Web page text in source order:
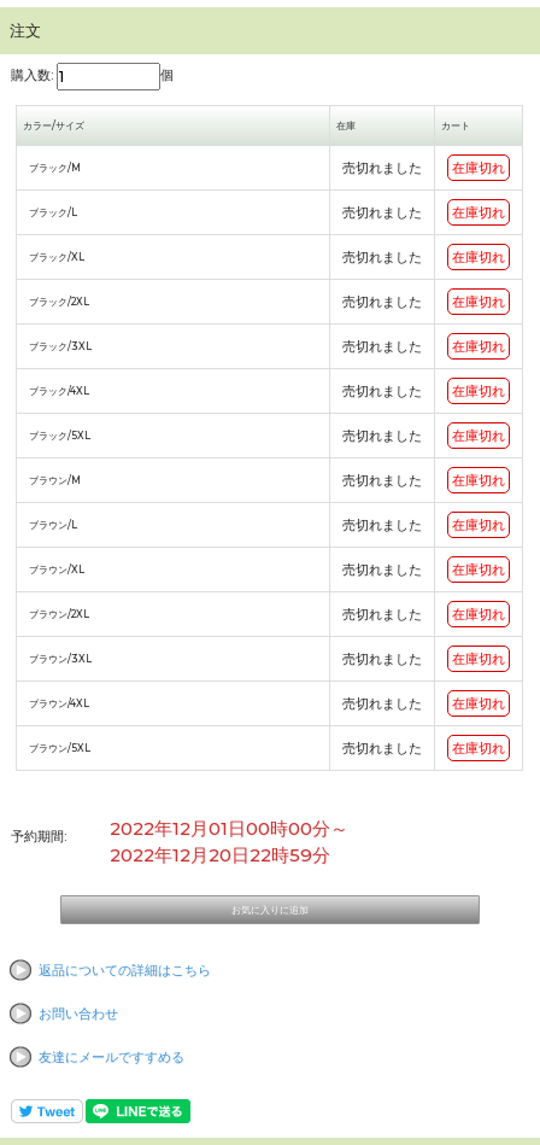
注文
購入数: 個
カラー/サイズ 在庫 カート
ブラック/M 売切れました 在庫切れ
ブラック/L 売切れました 在庫切れ
ブラック/XL 売切れました 在庫切れ
ブラック/2XL 売切れました 在庫切れ
ブラック/3XL 売切れました 在庫切れ
ブラック/4XL 売切れました 在庫切れ
ブラック/5XL 売切れました 在庫切れ
ブラウン/M 売切れました 在庫切れ
ブラウン/L 売切れました 在庫切れ
ブラウン/XL 売切れました 在庫切れ
ブラウン/2XL 売切れました 在庫切れ
ブラウン/3XL 売切れました 在庫切れ
ブラウン/4XL 売切れました 在庫切れ
ブラウン/5XL 売切れました 在庫切れ
予約期間:
2022年12月01日00時00分～
2022年12月20日22時59分
返品についての詳細はこちら
お問い合わせ
友達にメールですすめる